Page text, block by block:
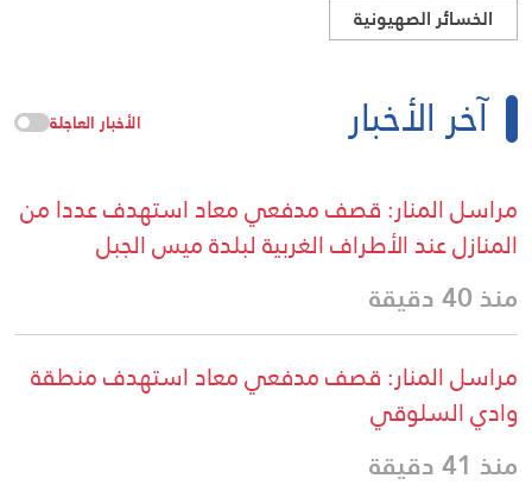
الخسائر الصهيونية
آخر الأخبار الأخبار العاجلة
مراسل المنار: قصف مدفعي معاد استهدف عددا من
المنازل عند الأطراف الغربية لبلدة ميس الجبل
منذ 40 دقيقة
مراسل المنار: قصف مدفعي معاد استهدف منطقة
وادي السلوقي
منذ 41 دقيقة